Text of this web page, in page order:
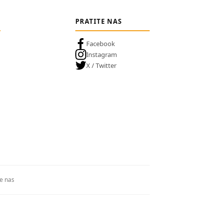
PRATITE NAS
Facebook
Instagram
X / Twitter
nas